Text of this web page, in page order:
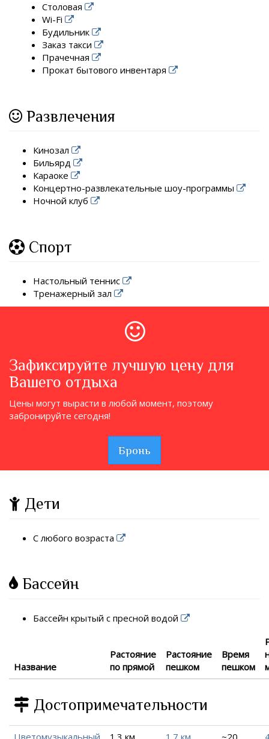
Столовая
Wi-Fi
Будильник
Заказ такси
Прачечная
Прокат бытового инвентаря
Развлечения
Кинозал
Бильярд
Караоке
Концертно-развлекательные шоу-программы
Ночной клуб
Спорт
Настольный теннис
Тренажерный зал
Зафиксируйте лучшую цену для
Вашего отдыха
Цены могут вырасти в любой момент, поэтому
забронируйте сегодня!
Бронь
Дети
С любого возраста
Бассейн
Бассейн крытый с пресной водой
Название
Растояние
по прямой
Растояние
пешком
Время
пешком
Достопримечательности